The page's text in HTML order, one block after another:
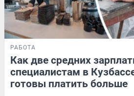
РАБОТА
Как две средних
специалистам в
готовы платить больше